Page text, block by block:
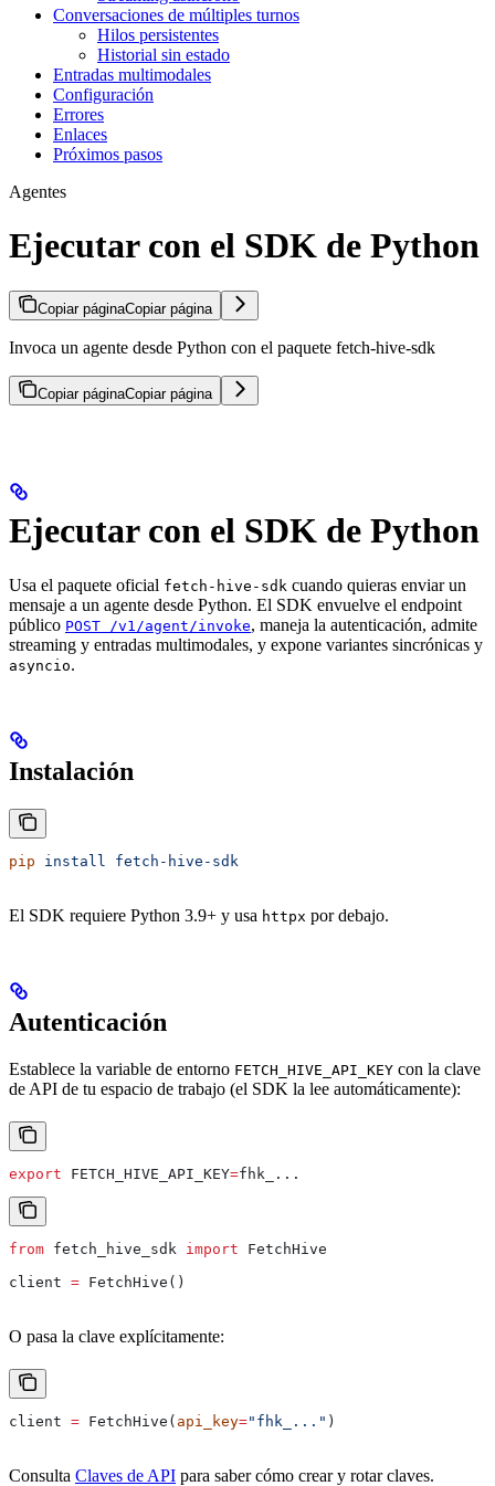
Conversaciones de múltiples turnos
Hilos persistentes
Historial sin estado
Entradas multimodales
Configuración
Errores
Enlaces
Próximos pasos
Agentes
Ejecutar con el SDK de Python
Copiar páginaCopiar página
Invoca un agente desde Python con el paquete fetch-hive-sdk
Copiar páginaCopiar página
Ejecutar con el SDK de Python
Usa el paquete oficial fetch-hive-sdk cuando quieras enviar un
mensaje a un agente desde Python. El SDK envuelve el endpoint
público POST /v1/agent/invoke, maneja la autenticación, admite
streaming y entradas multimodales, y expone variantes sincrónicas y
asyncio.
Instalación
pip install fetch-hive-sdk
El SDK requiere Python 3.9+ y usa httpx por debajo.
Autenticación
Establece la variable de entorno FETCH_HIVE_API_KEY con la clave
de API de tu espacio de trabajo (el SDK la lee automáticamente):
export FETCH_HIVE_API_KEY=fhk_ ...
from fetch_hive_sdk import FetchHive
client = FetchHive()
O pasa la clave explícitamente:
client = FetchHive( api_key="fhk_..." )
Consulta Claves de API para saber cómo crear y rotar claves.